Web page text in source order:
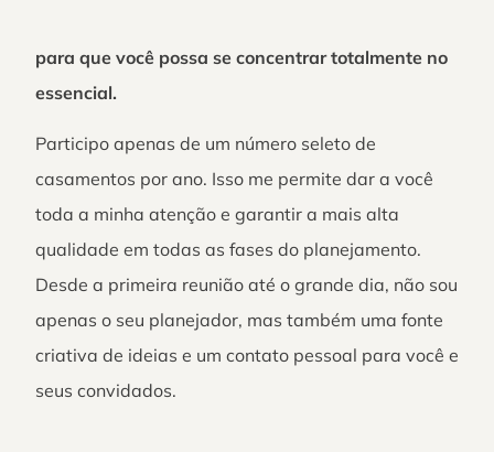
para que você possa se concentrar totalmente no
essencial.
Participo apenas de um número seleto de
casamentos por ano. Isso me permite dar a você
toda a minha atenção e garantir a mais alta
qualidade em todas as fases do planejamento.
Desde a primeira reunião até o grande dia, não sou
apenas o seu planejador, mas também uma fonte
criativa de ideias e um contato pessoal para você e
seus convidados.